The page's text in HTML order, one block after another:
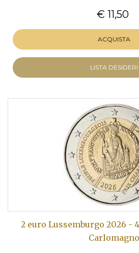
€ 11,50
ACQUISTA
LISTA DESIDERI
2 euro Lussemburgo 2026 -
Carlomagno